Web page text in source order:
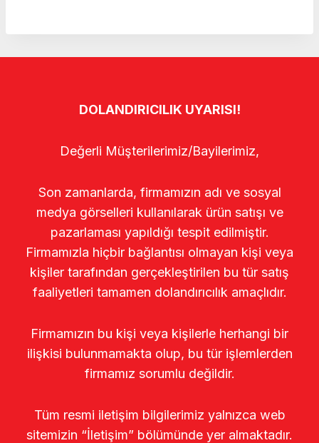
DOLANDIRICILIK UYARISI!
Değerli Müşterilerimiz/Bayilerimiz,
Son zamanlarda, firmamızın adı ve sosyal
medya görselleri kullanılarak ürün satışı ve
pazarlaması yapıldığı tespit edilmiştir.
Firmamızla hiçbir bağlantısı olmayan kişi veya
kişiler tarafından gerçekleştirilen bu tür satış
faaliyetleri tamamen dolandırıcılık amaçlıdır.
Firmamızın bu kişi veya kişilerle herhangi bir
ilişkisi bulunmamakta olup, bu tür işlemlerden
firmamız sorumlu değildir.
Tüm resmi iletişim bilgilerimiz yalnızca web
sitemizin “İletişim” bölümünde yer almaktadır.